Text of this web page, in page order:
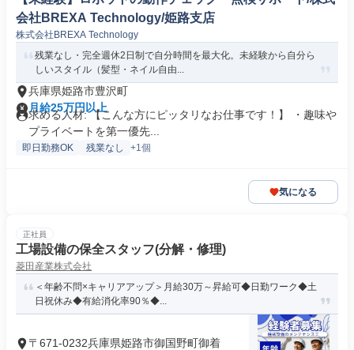
会社BREXA Technology/姫路支店
株式会社BREXA Technology
残業なし・完全週休2日制で自分時間を最大化。未経験から自分ら
しいスタイル（髪型・ネイル自由...
兵庫県姫路市豊沢町
月給25万円以上
求める人材: 【こんな方にピッタリなお仕事です！】 ・趣味や
プライベートを第一優先...
即日勤務OK 残業なし +1個
気になる
正社員
工場設備の保全スタッフ(分解・修理)
菱田産業株式会社
＜年齢不問×キャリアアップ＞月給30万～昇給可◆日勤ワーク◆土
日祝休み◆有給消化率90％◆...
〒671-0232兵庫県姫路市御国野町御着